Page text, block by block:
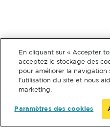
En cliquant sur « Accepter
acceptez le stockage des
pour améliorer la navigation
l’utilisation du site et nous
marketing.
Paramètres des cookies